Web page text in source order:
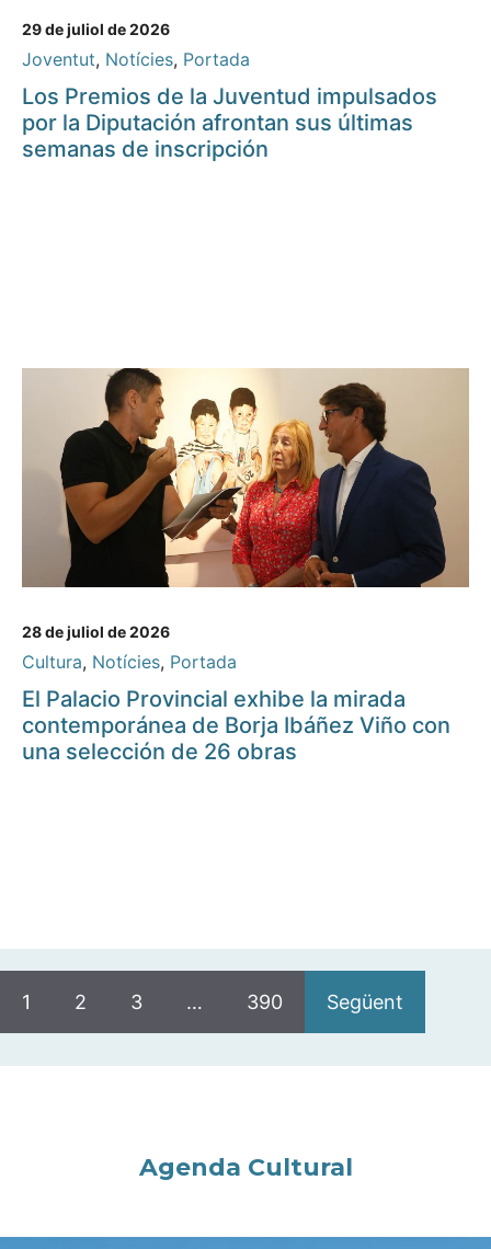
29 de juliol de 2026
Joventut, Notícies, Portada
Los Premios de la Juventud impulsados
por la Diputación afrontan sus últimas
semanas de inscripción
28 de juliol de 2026
Cultura, Notícies, Portada
El Palacio Provincial exhibe la mirada
contemporánea de Borja Ibáñez Viño con
una selección de 26 obras
1 2 3 … 390 Següent
Agenda Cultural